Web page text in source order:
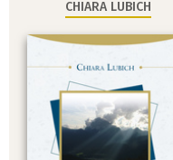
CHIARA LUBICH